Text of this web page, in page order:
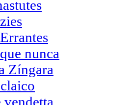
nunca
Zíngara
vendetta